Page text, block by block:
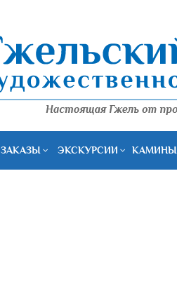
ЗАКАЗЫ ЭКСКУРСИИ КАМИНЫ